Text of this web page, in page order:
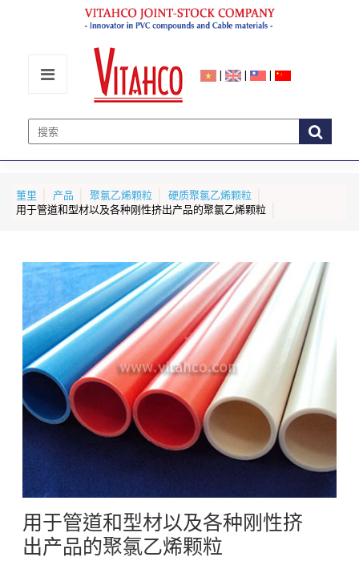
| | |
董里 产品 聚氯乙烯颗粒
硬质聚氯乙烯颗粒
用于管道和型材以及各种刚性挤出产品的聚氯乙烯颗粒
用于管道和型材以及各种刚性挤
出产品的聚氯乙烯颗粒